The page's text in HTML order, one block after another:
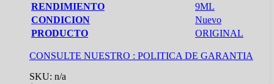
RENDIMIENTO
9ML
CONDICION
Nuevo
PRODUCTO
ORIGINAL
CONSULTE NUESTRO : POLITICA DE GARANTIA
SKU: n/a